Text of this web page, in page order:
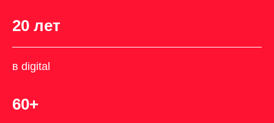
20 лет
в digital
60+